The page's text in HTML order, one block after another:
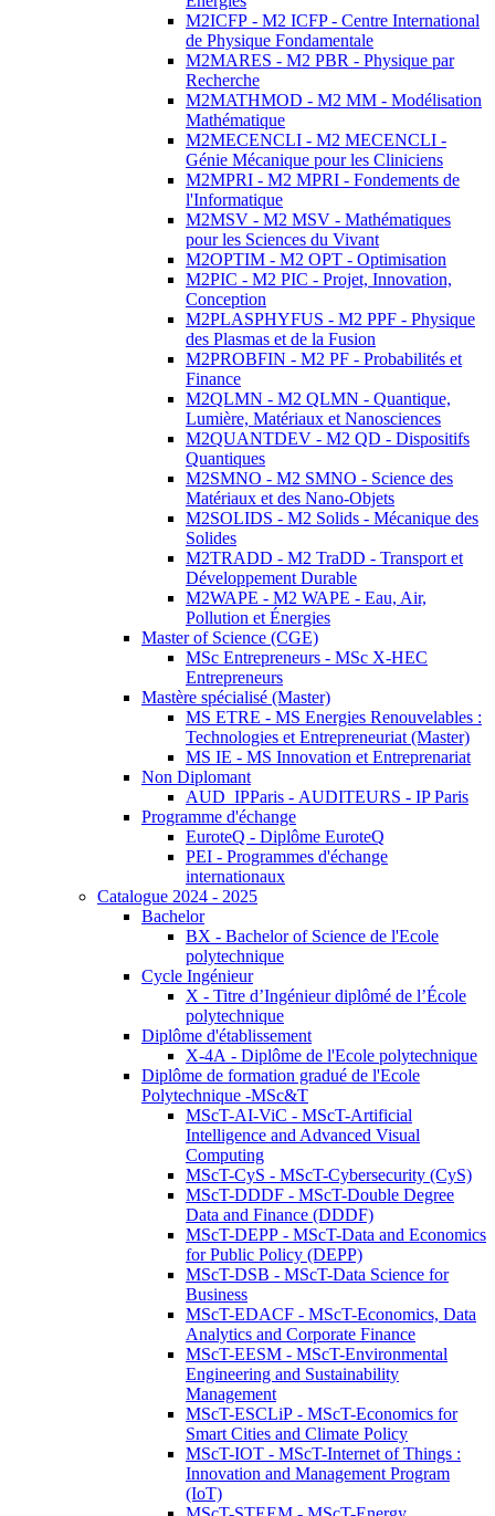
M2ICFP - M2 ICFP - Centre International
de Physique Fondamentale
M2MARES - M2 PBR - Physique par
Recherche
M2MATHMOD - M2 MM - Modélisation
Mathématique
M2MECENCLI - M2 MECENCLI -
Génie Mécanique pour les Cliniciens
M2MPRI - M2 MPRI - Fondements de
l'Informatique
M2MSV - M2 MSV - Mathématiques
pour les Sciences du Vivant
M2OPTIM - M2 OPT - Optimisation
M2PIC - M2 PIC - Projet, Innovation,
Conception
M2PLASPHYFUS - M2 PPF - Physique
des Plasmas et de la Fusion
M2PROBFIN - M2 PF - Probabilités et
Finance
M2QLMN - M2 QLMN - Quantique,
Lumière, Matériaux et Nanosciences
M2QUANTDEV - M2 QD - Dispositifs
Quantiques
M2SMNO - M2 SMNO - Science des
Matériaux et des Nano-Objets
M2SOLIDS - M2 Solids - Mécanique des
Solides
M2TRADD - M2 TraDD - Transport et
Développement Durable
M2WAPE - M2 WAPE - Eau, Air,
Pollution et Énergies
Master of Science (CGE)
MSc Entrepreneurs - MSc X-HEC
Entrepreneurs
Mastère spécialisé (Master)
MS ETRE - MS Energies Renouvelables :
Technologies et Entrepreneuriat (Master)
MS IE - MS Innovation et Entreprenariat
Non Diplomant
AUD_IPParis - AUDITEURS - IP Paris
Programme d'échange
EuroteQ - Diplôme EuroteQ
PEI - Programmes d'échange
internationaux
Catalogue 2024 - 2025
Bachelor
BX - Bachelor of Science de l'Ecole
polytechnique
Cycle Ingénieur
X - Titre d’Ingénieur diplômé de l’École
polytechnique
Diplôme d'établissement
X-4A - Diplôme de l'Ecole polytechnique
Diplôme de formation gradué de l'Ecole
Polytechnique -MSc&T
MScT-AI-ViC - MScT-Artificial
Intelligence and Advanced Visual
Computing
MScT-CyS - MScT-Cybersecurity (CyS)
MScT-DDDF - MScT-Double Degree
Data and Finance (DDDF)
MScT-DEPP - MScT-Data and Economics
for Public Policy (DEPP)
MScT-DSB - MScT-Data Science for
Business
MScT-EDACF - MScT-Economics, Data
Analytics and Corporate Finance
MScT-EESM - MScT-Environmental
Engineering and Sustainability
Management
MScT-ESCLiP - MScT-Economics for
Smart Cities and Climate Policy
MScT-IOT - MScT-Internet of Things :
Innovation and Management Program
(IoT)